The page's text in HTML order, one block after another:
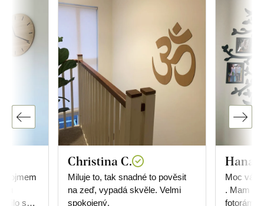
dojmem
se
Christina C.
Miluje to, tak snadné to pověsit
na zeď, vypadá skvěle. Velmi
spokojený.
Hana
Moc vám
. Mam